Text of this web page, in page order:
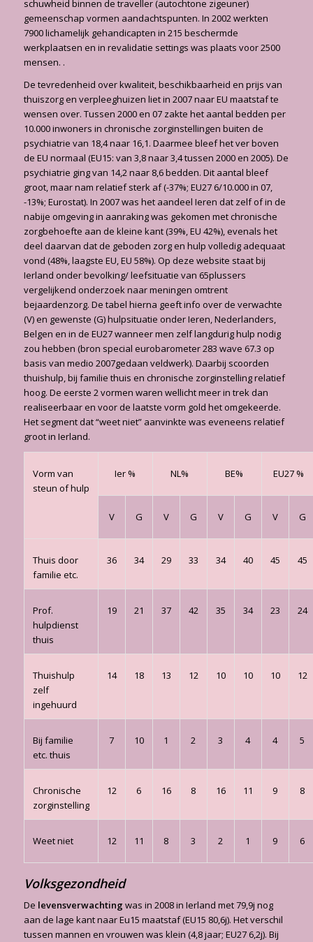
schuwheid binnen de traveller (autochtone zigeuner)
gemeenschap vormen aandachtspunten. In 2002 werkten
7900 lichamelijk gehandicapten in 215 beschermde
werkplaatsen en in revalidatie settings was plaats voor 2500
mensen. .
De tevredenheid over kwaliteit, beschikbaarheid en prijs van
thuiszorg en verpleeghuizen liet in 2007 naar EU maatstaf te
wensen over. Tussen 2000 en 07 zakte het aantal bedden per
10.000 inwoners in chronische zorginstellingen buiten de
psychiatrie van 18,4 naar 16,1. Daarmee bleef het ver boven
de EU normaal (EU15: van 3,8 naar 3,4 tussen 2000 en 2005). De
psychiatrie ging van 14,2 naar 8,6 bedden. Dit aantal bleef
groot, maar nam relatief sterk af (-37%; EU27 6/10.000 in 07,
-13%; Eurostat). In 2007 was het aandeel Ieren dat zelf of in de
nabije omgeving in aanraking was gekomen met chronische
zorgbehoefte aan de kleine kant (39%, EU 42%), evenals het
deel daarvan dat de geboden zorg en hulp volledig adequaat
vond (48%, laagste EU, EU 58%). Op deze website staat bij
Ierland onder bevolking/ leefsituatie van 65plussers
vergelijkend onderzoek naar meningen omtrent
bejaardenzorg. De tabel hierna geeft info over de verwachte
(V) en gewenste (G) hulpsituatie onder Ieren, Nederlanders,
Belgen en in de EU27 wanneer men zelf langdurig hulp nodig
zou hebben (bron special eurobarometer 283 wave 67.3 op
basis van medio 2007gedaan veldwerk). Daarbij scoorden
thuishulp, bij familie thuis en chronische zorginstelling relatief
hoog. De eerste 2 vormen waren wellicht meer in trek dan
realiseerbaar en voor de laatste vorm gold het omgekeerde.
Het segment dat “weet niet” aanvinkte was eveneens relatief
groot in Ierland.
Vorm van
steun of hulp
Ier % NL% BE% EU27 %
V G V G V G V G
Thuis door
familie etc.
36 34 29 33 34 40 45 45
Prof.
hulpdienst
thuis
19 21 37 42 35 34 23 24
Thuishulp
zelf
ingehuurd
14 18 13 12 10 10 10 12
Bij familie
etc. thuis
7 10 1 2 3 4 4 5
Chronische
zorginstelling
12 6 16 8 16 11 9 8
Weet niet 12 11 8 3 2 1 9 6
Volksgezondheid
De levensverwachting was in 2008 in Ierland met 79,9j nog
aan de lage kant naar Eu15 maatstaf (EU15 80,6j). Het verschil
tussen mannen en vrouwen was klein (4,8 jaar; EU27 6,2j). Bij